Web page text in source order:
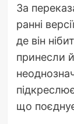
За
ранні
де він
принесли
що